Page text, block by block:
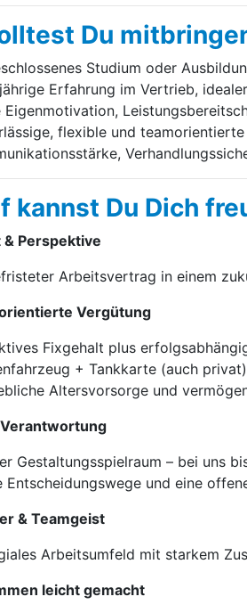
Du
Studium oder
Erfahrung im Vertrieb,
Eigenmotivation,
flexible und
kannst Du Dich
Perspektive
Arbeitsvertrag in einem
Vergütung
Fixgehalt plus
+ Tankkarte (auch
Altersvorsorge und
Gestaltungsspielraum – bei uns
Entscheidungswege und eine
& Teamgeist
Arbeitsumfeld mit starkem
leicht gemacht